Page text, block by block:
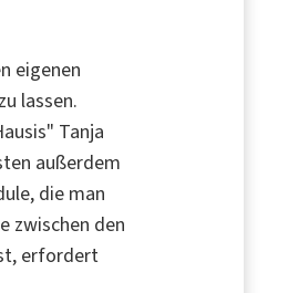
eigenen
lassen.
Tanja
außerdem
die man
zwischen den
erfordert